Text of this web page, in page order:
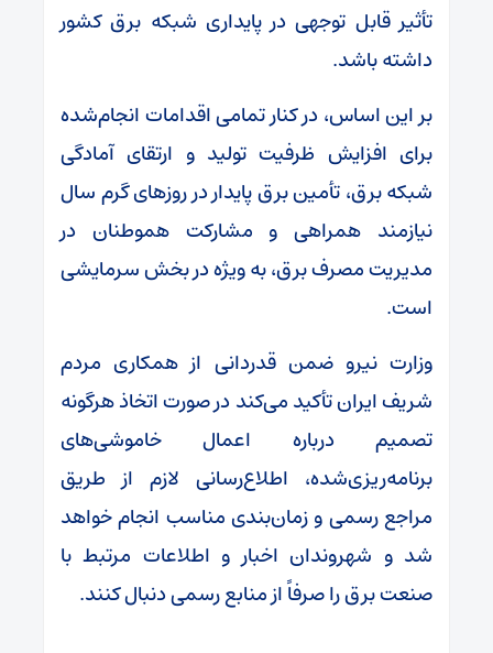
تأثیر قابل توجهی در پایداری شبکه برق کشور
داشته باشد.
بر این اساس، در کنار تمامی اقدامات انجام‌شده
برای افزایش ظرفیت تولید و ارتقای آمادگی
شبکه برق، تأمین برق پایدار در روزهای گرم سال
نیازمند همراهی و مشارکت هموطنان در
مدیریت مصرف برق، به ویژه در بخش سرمایشی
است.
وزارت نیرو ضمن قدردانی از همکاری مردم
شریف ایران تأکید می‌کند در صورت اتخاذ هرگونه
تصمیم درباره اعمال خاموشی‌های
برنامه‌ریزی‌شده، اطلاع‌رسانی لازم از طریق
مراجع رسمی و زمان‌بندی مناسب انجام خواهد
شد و شهروندان اخبار و اطلاعات مرتبط با
صنعت برق را صرفاً از منابع رسمی دنبال کنند.